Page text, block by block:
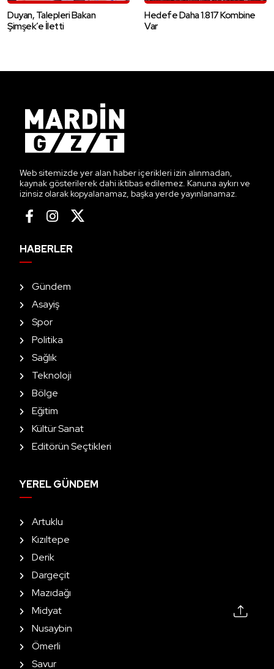
Duyan, Talepleri Bakan
Şimşek’e İletti
Hedefe Daha 1.817 Kombine
Var
Web sitemizde yer alan haber içerikleri izin alınmadan,
kaynak gösterilerek dahi iktibas edilemez. Kanuna aykırı ve
izinsiz olarak kopyalanamaz, başka yerde yayınlanamaz.
HABERLER
Gündem
Asayiş
Spor
Politika
Sağlık
Teknoloji
Bölge
Eğitim
Kültür Sanat
Editörün Seçtikleri
YEREL GÜNDEM
Artuklu
Kızıltepe
Derik
Dargeçit
Mazıdağı
Midyat
Nusaybin
Ömerli
Savur